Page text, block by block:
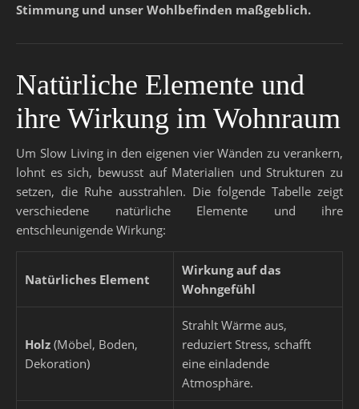
Stimmung und unser Wohlbefinden maßgeblich.
Natürliche Elemente und
ihre Wirkung im Wohnraum
Um Slow Living in den eigenen vier Wänden zu verankern,
lohnt es sich, bewusst auf Materialien und Strukturen zu
setzen, die Ruhe ausstrahlen. Die folgende Tabelle zeigt
verschiedene natürliche Elemente und ihre
entschleunigende Wirkung:
Natürliches Element
Wirkung auf das
Wohngefühl
Holz (Möbel, Boden,
Dekoration)
Strahlt Wärme aus,
reduziert Stress, schafft
eine einladende
Atmosphäre.